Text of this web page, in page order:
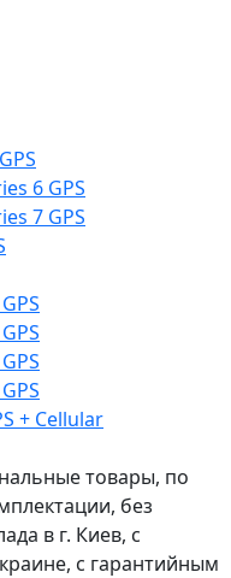
6 GPS
7 GPS
+ Cellular
товары, по
без
в г. Киев, с
с гарантийным